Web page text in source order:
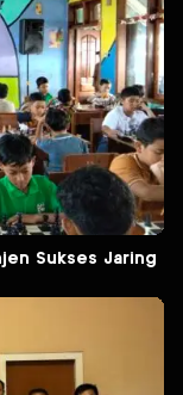
Sukses Jaring